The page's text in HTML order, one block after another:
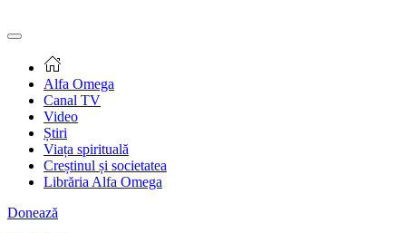
Alfa Omega
Canal TV
Video
Știri
Viața spirituală
Creștinul și societatea
Librăria Alfa Omega
Donează